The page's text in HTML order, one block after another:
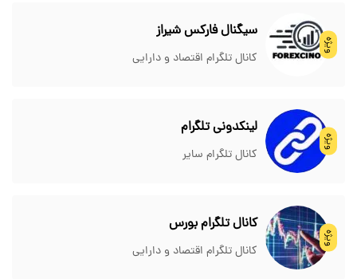
ویژه
سیگنال فارکس شیراز
کانال تلگرام اقتصاد و دارایی
ویژه
لینکدونی تلگرام
کانال تلگرام سایر
ویژه
کانال تلگرام بورس
کانال تلگرام اقتصاد و دارایی